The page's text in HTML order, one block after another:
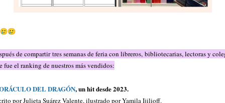
de compartir tres semanas de feria con libreros, bibliotecarias, lectoras y
fue el ranking de nuestros más vendidos:
DEL DRAGÓN, un hit desde 2023.
por Julieta Suárez Valente, ilustrado por Yamila Ijilioff.